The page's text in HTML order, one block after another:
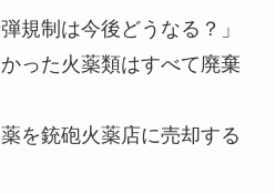
規制は今後どうなる？」
った火薬類はすべて廃棄
を銃砲火薬店に売却する